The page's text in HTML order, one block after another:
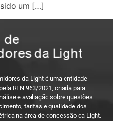
um […]
da Light é uma entidade
REN 963/2021, criada para
e avaliação sobre questões
tarifas e qualidade dos
na área de concessão da Light.